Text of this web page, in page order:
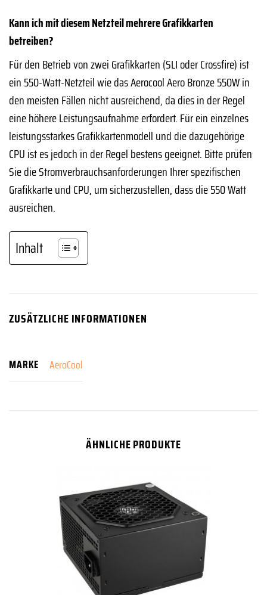
Kann ich mit diesem Netzteil mehrere Grafikkarten
betreiben?
Für den Betrieb von zwei Grafikkarten (SLI oder Crossfire) ist
ein 550-Watt-Netzteil wie das Aerocool Aero Bronze 550W in
den meisten Fällen nicht ausreichend, da dies in der Regel
eine höhere Leistungsaufnahme erfordert. Für ein einzelnes
leistungsstarkes Grafikkartenmodell und die dazugehörige
CPU ist es jedoch in der Regel bestens geeignet. Bitte prüfen
Sie die Stromverbrauchsanforderungen Ihrer spezifischen
Grafikkarte und CPU, um sicherzustellen, dass die 550 Watt
ausreichen.
Inhalt
ZUSÄTZLICHE INFORMATIONEN
MARKE AeroCool
ÄHNLICHE PRODUKTE